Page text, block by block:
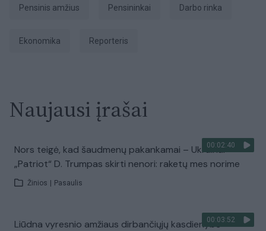
pensinis amžius pensininkai Darbo rinka
Ekonomika Reporteris
Naujausi įrašai
00:02:40
Nors teigė, kad šaudmenų pakankamai – Ukrainai
„Patriot“ D. Trumpas skirti nenori: raketų mes norime
Žinios Pasaulis
00:03:52
Liūdna vyresnio amžiaus dirbančiųjų kasdienybė –